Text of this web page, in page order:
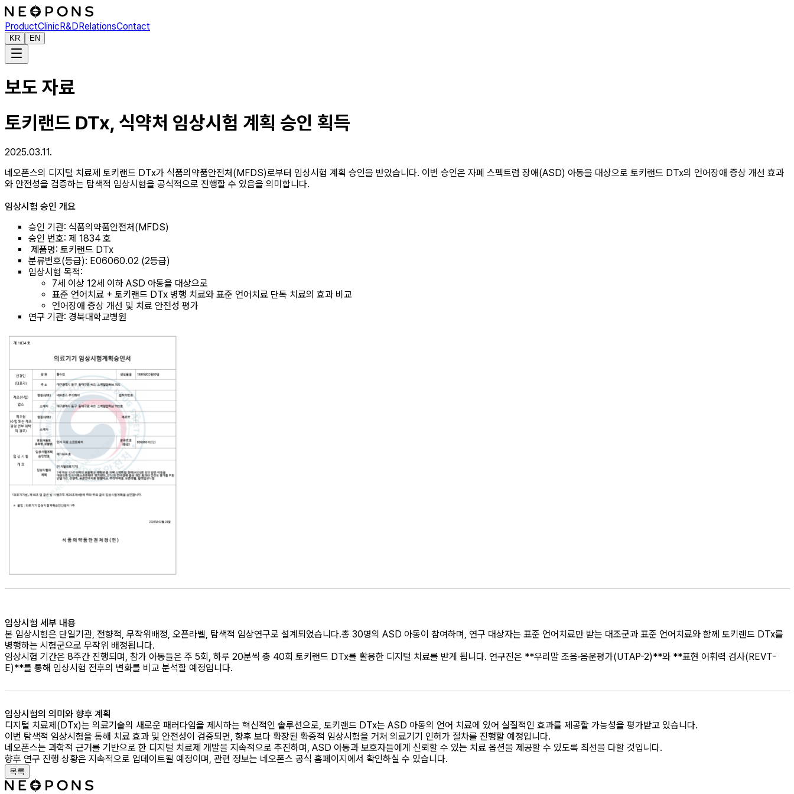
ProductClinicR&DRelationsContact
KR EN
보도 자료
토키랜드 DTx, 식약처 임상시험 계획 승인 획득
2025.03.11.
네오폰스의 디지털 치료제 토키랜드 DTx가 식품의약품안전처(MFDS)로부터 임상시험 계획 승인을 받았습니다. 이번 승인은 자폐 스펙트럼 장애(ASD) 아동을 대상으로 토키랜드 DTx의 언어장애 증상 개선 효과
와 안전성을 검증하는 탐색적 임상시험을 공식적으로 진행할 수 있음을 의미합니다.
임상시험 승인 개요
승인 기관: 식품의약품안전처(MFDS)
승인 번호: 제 1834 호
제품명: 토키랜드 DTx
분류번호(등급): E06060.02 (2등급)
임상시험 목적:
7세 이상 12세 이하 ASD 아동을 대상으로
표준 언어치료 + 토키랜드 DTx 병행 치료와 표준 언어치료 단독 치료의 효과 비교
언어장애 증상 개선 및 치료 안전성 평가
연구 기관: 경북대학교병원
임상시험 세부 내용
본 임상시험은 단일기관, 전향적, 무작위배정, 오픈라벨, 탐색적 임상연구로 설계되었습니다.총 30명의 ASD 아동이 참여하며, 연구 대상자는 표준 언어치료만 받는 대조군과 표준 언어치료와 함께 토키랜드 DTx를
병행하는 시험군으로 무작위 배정됩니다.
임상시험 기간은 8주간 진행되며, 참가 아동들은 주 5회, 하루 20분씩 총 40회 토키랜드 DTx를 활용한 디지털 치료를 받게 됩니다. 연구진은 **우리말 조음·음운평가(UTAP-2)**와 **표현 어휘력 검사(REVT-
E)**를 통해 임상시험 전후의 변화를 비교 분석할 예정입니다.
임상시험의 의미와 향후 계획
디지털 치료제(DTx)는 의료기술의 새로운 패러다임을 제시하는 혁신적인 솔루션으로, 토키랜드 DTx는 ASD 아동의 언어 치료에 있어 실질적인 효과를 제공할 가능성을 평가받고 있습니다.
이번 탐색적 임상시험을 통해 치료 효과 및 안전성이 검증되면, 향후 보다 확장된 확증적 임상시험을 거쳐 의료기기 인허가 절차를 진행할 예정입니다.
네오폰스는 과학적 근거를 기반으로 한 디지털 치료제 개발을 지속적으로 추진하며, ASD 아동과 보호자들에게 신뢰할 수 있는 치료 옵션을 제공할 수 있도록 최선을 다할 것입니다.
향후 연구 진행 상황은 지속적으로 업데이트될 예정이며, 관련 정보는 네오폰스 공식 홈페이지에서 확인하실 수 있습니다.
목록